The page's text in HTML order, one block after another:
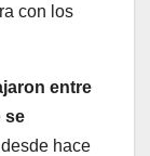
con los
entre
se
desde hace